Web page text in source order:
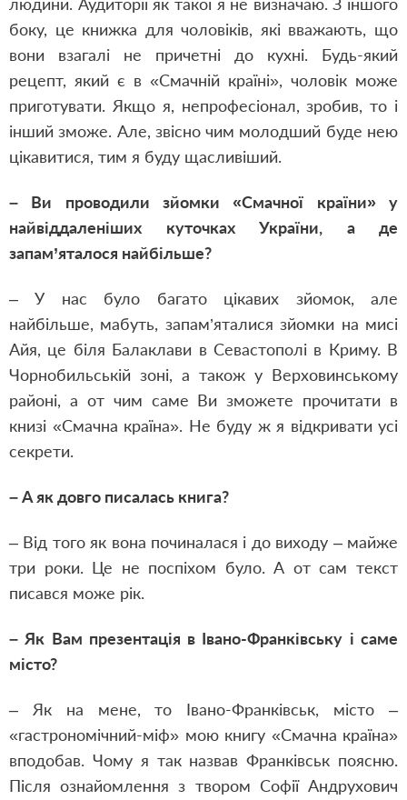
боку, це книжка для чоловіків, які вважають, що
вони взагалі не причетні до кухні. Будь-який
рецепт, який є в «Смачній країні», чоловік може
приготувати. Якщо я, непрофесіонал, зробив, то і
інший зможе. Але, звісно чим молодший буде нею
цікавитися, тим я буду щасливіший.
– Ви проводили зйомки «Смачної країни» у
найвіддаленіших куточках України, а де
запам’яталося найбільше?
– У нас було багато цікавих зйомок, але
найбільше, мабуть, запам’яталися зйомки на мисі
Айя, це біля Балаклави в Севастополі в Криму. В
Чорнобильській зоні, а також у Верховинському
районі, а от чим саме Ви зможете прочитати в
книзі «Смачна країна». Не буду ж я відкривати усі
секрети.
– А як довго писалась книга?
– Від того як вона починалася і до виходу – майже
три роки. Це не поспіхом було. А от сам текст
писався може рік.
– Як Вам презентація в Івано-Франківську і саме
місто?
– Як на мене, то Івано-Франківськ, місто –
«гастрономічний-міф» мою книгу «Смачна країна»
вподобав. Чому я так назвав Франківськ поясню.
Після ознайомлення з твором Софії Андрухович